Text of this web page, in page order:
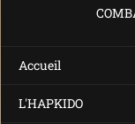
Accueil
L'HAPKIDO